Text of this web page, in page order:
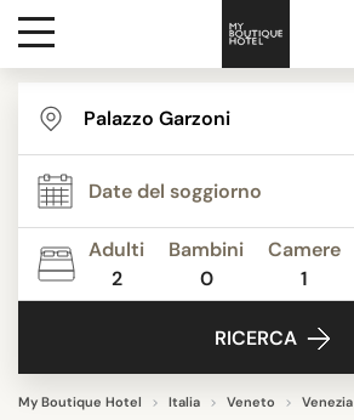
Destinazioni
Ispirazione
Contatti
Adulti
2
Bambini
0
Camere
1
RICERCA
My Boutique Hotel Italia Veneto Venezia